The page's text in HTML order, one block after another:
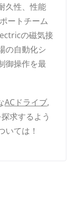
久性、性能
ートチーム
の磁気接
の自動化シ
御操作を最
ACドライブ,
探求するよう
いては！